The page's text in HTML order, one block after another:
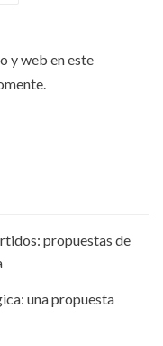
y web en este
propuestas de
una propuesta